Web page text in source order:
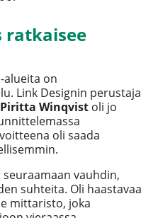
ratkaisee
alueita on
Link Designin perustaja
Piritta Winqvist oli jo
oli saada
vauhdin,
suhteita. Oli haastavaa
mittaristo, joka